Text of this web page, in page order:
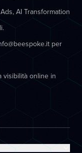
AI Transformation
per
visibilità online in